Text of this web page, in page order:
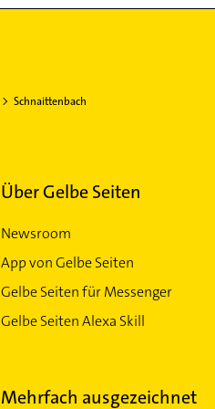
Schnaittenbach
Über Gelbe Seiten
Newsroom
App von Gelbe Seiten
Gelbe Seiten für Messenger
Gelbe Seiten Alexa Skill
Mehrfach ausgezeichnet